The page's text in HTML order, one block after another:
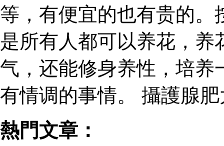
等，有便宜的也有贵的。
是所有人都可以养花，
气，还能修身养性，培养
有情调的事情。 攝護腺
熱門文章：